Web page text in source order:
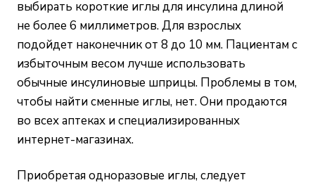
выбирать короткие иглы для инсулина длиной
не более 6 миллиметров. Для взрослых
подойдет наконечник от 8 до 10 мм. Пациентам с
избыточным весом лучше использовать
обычные инсулиновые шприцы. Проблемы в том,
чтобы найти сменные иглы, нет. Они продаются
во всех аптеках испециализированных
интернет-магазинах.
Приобретая одноразовые иглы, следует